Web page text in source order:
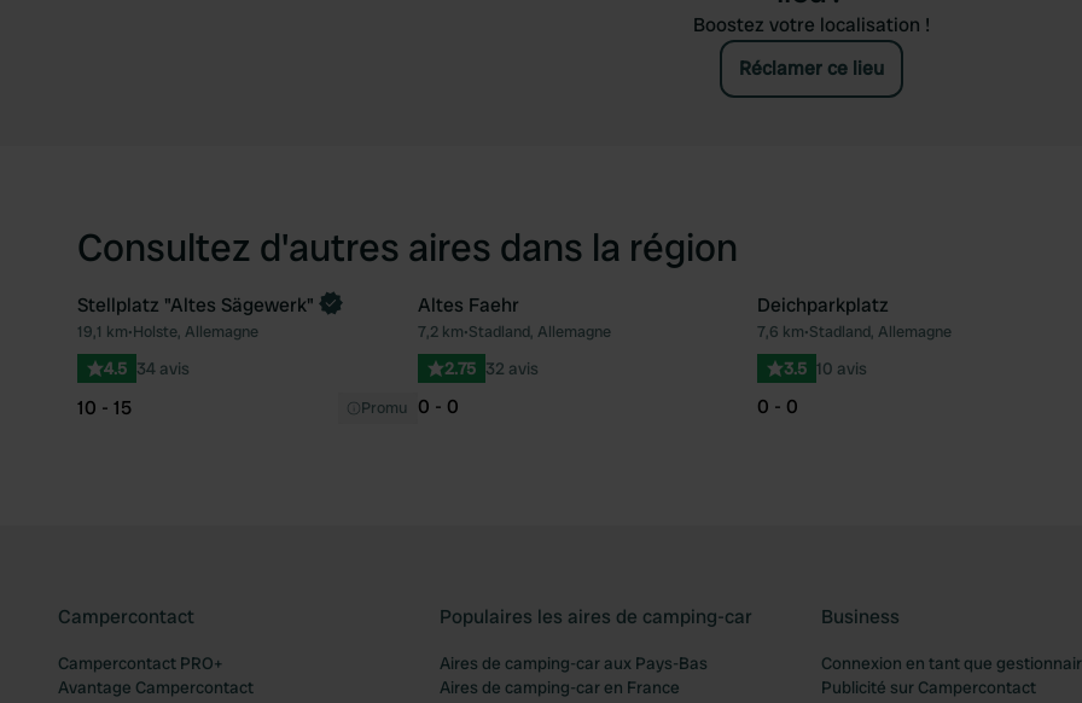
Boostez votre localisation !
Réclamer ce lieu
Consultez d'autres aires dans la région
Préféré
Reserve maintenant
Stellplatz "Altes Sägewerk"
19,1 km•Holste, Allemagne
4.5 34 avis
10 - 15 Promu
Préféré
Altes Faehr
7,2 km•Stadland, Allemagne
2.75 32 avis
0 - 0
Deichparkplatz
7,6 km•Stadland, Allemagne
3.5 10 avis
0 - 0
Campercontact
Campercontact PRO+
Avantage Campercontact
Populaires les aires de camping-car
Aires de camping-car aux Pays-Bas
Aires de camping-car en France
Business
Connexion en tant que
Publicité sur Campercontact